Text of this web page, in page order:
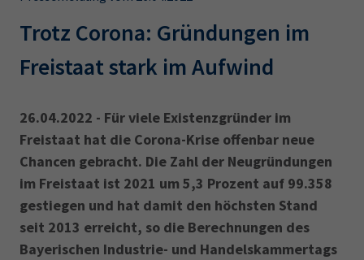
Leichte Sprache
IHK regional
Karriere
Presse
IHK Akademie
AdA
34d
Prüfungstermine
Wirtschaftsfachwirt
34f
Negativerklärung
Sachkundeprüfung
Berichtsheft
AEVO
Trotz Corona: Gründungen im
Freistaat stark im Aufwind
26.04.2022 - Für viele Existenzgründer im
Freistaat hat die Corona-Krise offenbar neue
Chancen gebracht. Die Zahl der Neugründungen
im Freistaat ist 2021 um 5,3 Prozent auf 99.358
gestiegen und hat damit den höchsten Stand
seit 2013 erreicht, so die Berechnungen des
Bayerischen Industrie- und Handelskammertags